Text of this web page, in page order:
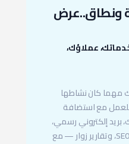
ونطاق..عرض
عملاؤك،
مهما كان نشاطها
للعمل مع استضافة
إلكتروني رسمي،
حماية، نسخ احتياطي، تهيئة SEO، وتقارير زوار — مع